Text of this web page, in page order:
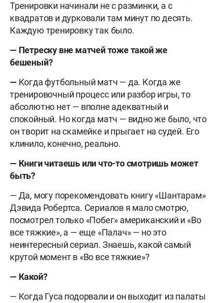
Тренировки начинали не с разминки, а с
квадратов и дурковали там минут по десять.
Каждую тренировку так было.
— Петреску вне матчей тоже такой же
бешеный?
— Когда футбольный матч — да. Когда же
тренировочный процесс или разбор игры, то
абсолютно нет — вполне адекватный и
спокойный. Но когда матч — видно же было, что
он творит на скамейке и прыгает на судей. Его
клинило, конечно, реально.
— Книги читаешь или что-то смотришь может
быть?
— Да, могу порекомендовать книгу «Шантарам»
Дэвида Робертса. Сериалов я мало смотрю,
посмотрел только «Побег» американский и «Во
все тяжкие», а — еще «Палач» — но это
неинтересный сериал. Знаешь, какой самый
крутой момент в «Во все тяжкие»?
— Какой?
— Когда Гуса подорвали и он выходит из палаты